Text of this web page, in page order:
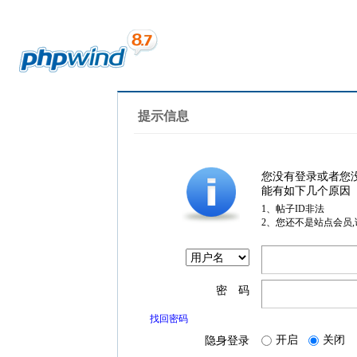
提示信息
您没有登录或者您
能有如下几个原因
1、帖子ID非法
2、您还不是站点会员
密 码
找回密码
隐身登录 开启 关闭